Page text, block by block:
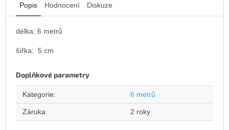
Popis Hodnocení Diskuze
délka: 6 metrů
šířka: 5 cm
Doplňkové parametry
Kategorie: 6 metrů
Záruka: 2 roky